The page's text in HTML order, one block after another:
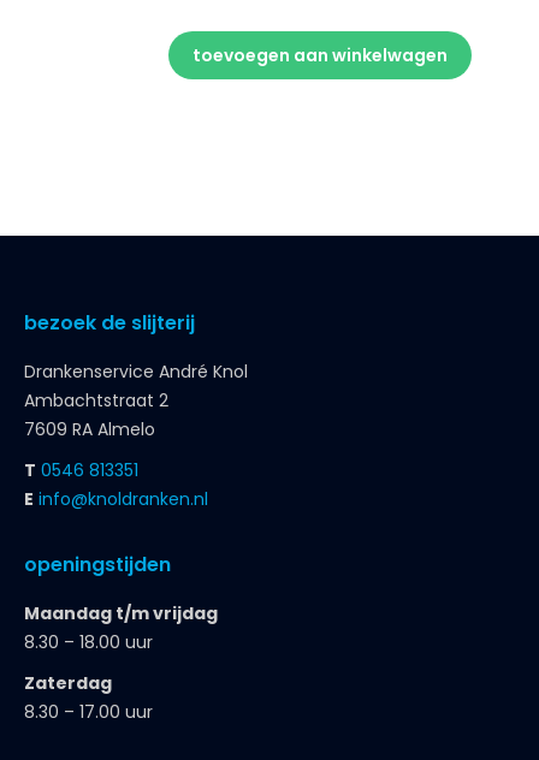
toevoegen aan winkelwagen
bezoek de slijterij
Drankenservice André Knol
Ambachtstraat 2
7609 RA Almelo
T 0546 813351
E info@knoldranken.nl
openingstijden
Maandag t/m vrijdag
8.30 – 18.00 uur
Zaterdag
8.30 – 17.00 uur